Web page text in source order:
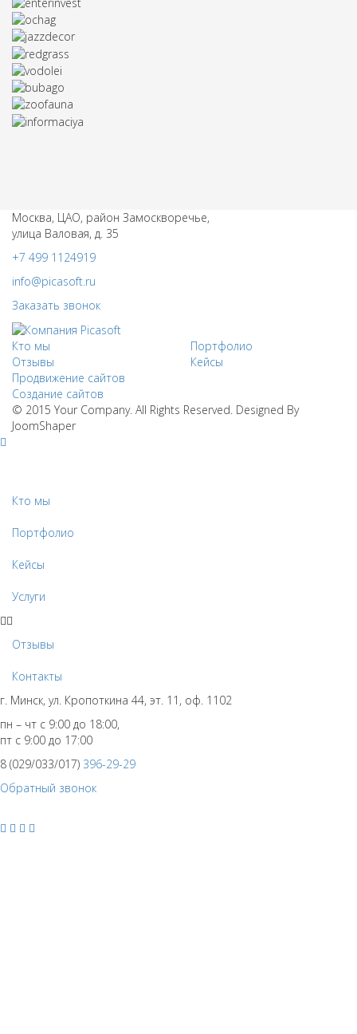
Москва, ЦАО, район Замоскворечье,
улица Валовая, д. 35
+7 499 1124919
info@picasoft.ru
Заказать звонок
Кто мы
Отзывы
Портфолио
Кейсы
Продвижение сайтов
Создание сайтов
© 2015 Your Company. All Rights Reserved. Designed By
JoomShaper
Кто мы
Портфолио
Кейсы
Услуги
Отзывы
Контакты
г. Минск, ул. Кропоткина 44, эт. 11, оф. 1102
пн – чт с 9:00 до 18:00,
пт с 9:00 до 17:00
8 (029/033/017) 396-29-29
Обратный звонок